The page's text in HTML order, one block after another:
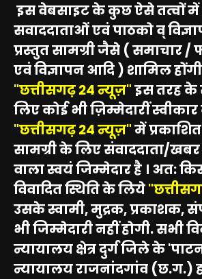
इस वेबसाइट के कुछ ऐसे तत्वों में
सवाददाताओं एवं पाठको व्
प्रस्तुत सामग्री जैसे ( समाचार /
एवं विज्ञापन आदि ) शामिल
"छत्तीसगढ़ 24 न्यूज़"इस तरह के
लिए कोई भी ज़िम्मेदारीं स्वीकार
"छत्तीसगढ़ 24 न्यूज़"में
सामग्री के लिए संवाददाता/खबर
वाला स्वयं जिम्मेदार है । अत:
विवादित स्थिति के लिये
उसके स्वामी, मुद्रक, प्रकाशक,
भी जिम्मेदारी नहीं होगी. सभी
न्यायालय क्षेत्र दुर्ग जिले के
न्यायालय राजनांदगांव (छ.ग.)